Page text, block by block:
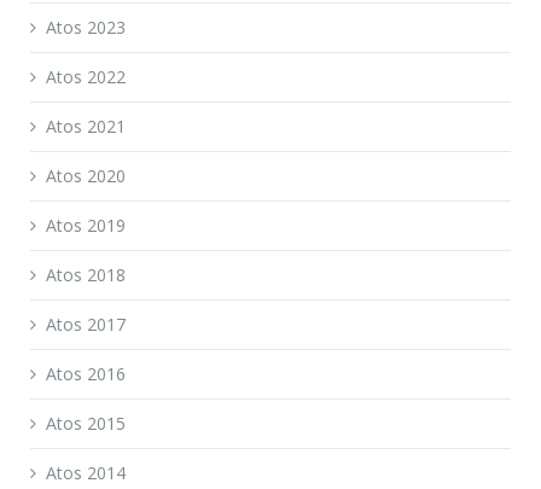
Atos 2023
Atos 2022
Atos 2021
Atos 2020
Atos 2019
Atos 2018
Atos 2017
Atos 2016
Atos 2015
Atos 2014